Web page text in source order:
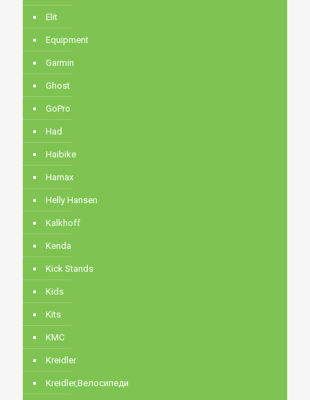
Elit
Equipment
Garmin
Ghost
GoPro
Had
Haibike
Hamax
Helly Hansen
Kalkhoff
Kenda
Kick Stands
Kids
Kits
KMC
Kreidler
Kreidler,Велосипеди